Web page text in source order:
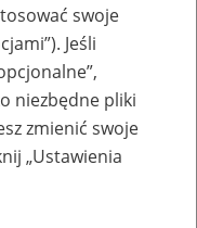
profili
swoje
Jeśli
niezbędne pliki
zmienić swoje
„Ustawienia